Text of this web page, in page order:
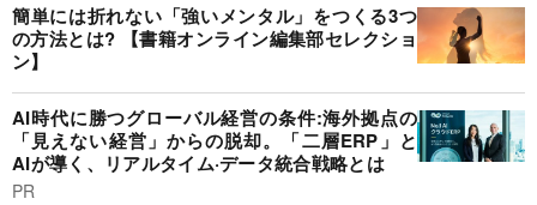
簡単には折れない「強いメンタル」をつくる3つ
の方法とは? 【書籍オンライン編集部セレクショ
ン】
AI時代に勝つグローバル経営の条件:海外拠点の
「見えない経営」からの脱却。「二層ERP」と
AIが導く、リアルタイム·データ統合戦略とは
PR